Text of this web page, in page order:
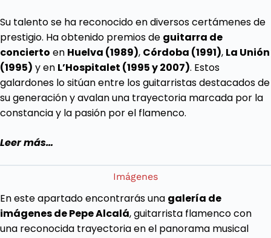
Su talento se ha reconocido en diversos certámenes de
prestigio. Ha obtenido premios de guitarra de
concierto en Huelva (1989), Córdoba (1991), La Unión
(1995) y en L’Hospitalet (1995 y 2007). Estos
galardones lo sitúan entre los guitarristas destacados de
su generación y avalan una trayectoria marcada por la
constancia y la pasión por el flamenco.
Leer más…
Imágenes
En este apartado encontrarás una galería de
imágenes de Pepe Alcalá, guitarrista flamenco con
una reconocida trayectoria en el panorama musical